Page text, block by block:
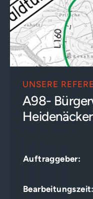
UNSERE
A98-
Auftraggeber: